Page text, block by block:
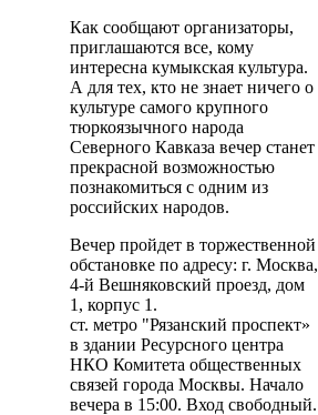
Как сообщают организаторы,
приглашаются все, кому
интересна кумыкская культура.
А для тех, кто не знает ничего о
культуре самого крупного
тюркоязычного народа
Северного Кавказа вечер станет
прекрасной возможностью
познакомиться с одним из
российских народов.
Вечер пройдет в торжественной
обстановке по адресу: г. Москва,
4-й Вешняковский проезд, дом
1, корпус 1.
ст. метро "Рязанский проспект»
в здании Ресурсного центра
НКО Комитета общественных
связей города Москвы. Начало
вечера в 15:00. Вход свободный.